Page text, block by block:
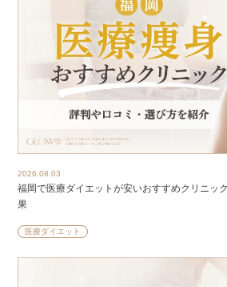
2026.08.03
福岡で医療ダイエットが安いおすすめクリニッ
果
医療ダイエット